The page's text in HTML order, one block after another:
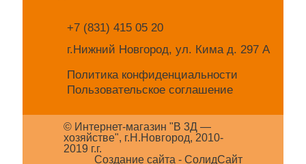
+7 (831) 415 05 20
г.Нижний Новгород, ул. Кима д. 297 А
Политика конфиденциальности
Пользовательское соглашение
© Интернет-магазин "В 3Д —
хозяйстве", г.Н.Новгород, 2010-
2019 г.г.
Создание сайта - СолидСайт